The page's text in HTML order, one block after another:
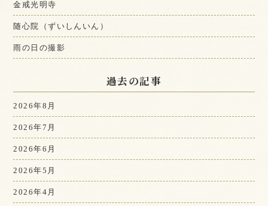
金戒光明寺
随心院（ずいしんいん）
雨の日の撮影
過去の記事
2026年8月
2026年7月
2026年6月
2026年5月
2026年4月